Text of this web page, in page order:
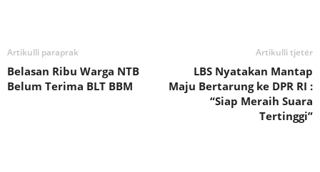
Artikulli paraprak
Belasan Ribu Warga NTB
Belum Terima BLT BBM
Artikulli tjetër
LBS Nyatakan Mantap
Maju Bertarung ke DPR RI :
“Siap Meraih Suara
Tertinggi”